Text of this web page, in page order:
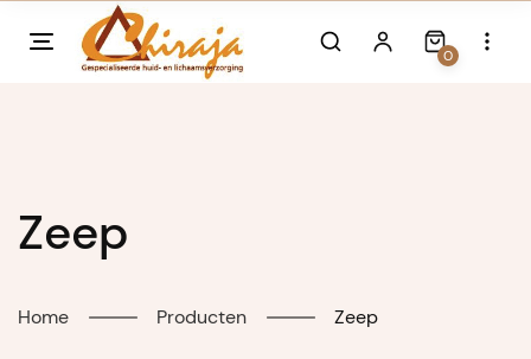
0
Zeep
Home Producten Zeep